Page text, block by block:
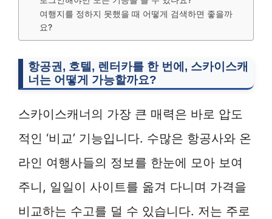
여행지를 정하지 못했을 때 어떻게 검색하면 좋을까
요?
항공권, 호텔, 렌터카를 한 번에, 스카이스캐
너는 어떻게 가능할까요?
스카이스캐너의 가장 큰 매력은 바로 압도
적인 ‘비교’ 기능입니다. 수많은 항공사와 온
라인 여행사들의 정보를 한눈에 모아 보여
주니, 일일이 사이트를 옮겨 다니며 가격을
비교하는 수고를 덜 수 있습니다. 저는 주로